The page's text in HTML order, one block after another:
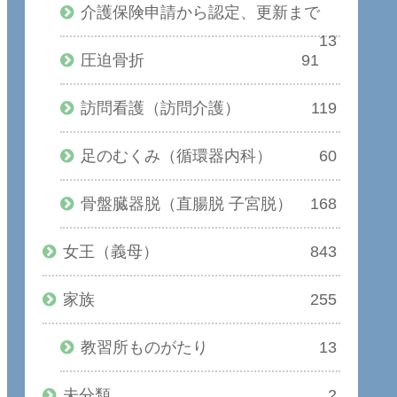
介護保険申請から認定、更新まで
13
圧迫骨折
91
訪問看護（訪問介護） 119
足のむくみ（循環器内科） 60
骨盤臓器脱（直腸脱 子宮脱） 168
女王（義母） 843
家族 255
教習所ものがたり 13